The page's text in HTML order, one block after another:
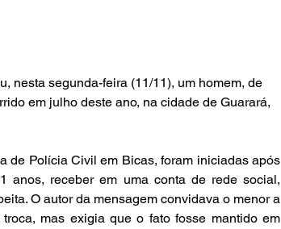
nesta segunda-feira (11/11), um homem, de
em julho deste ano, na cidade de Guarará,
de Polícia Civil em Bicas, foram iniciadas após
anos, receber em uma conta de rede social,
O autor da mensagem convidava o menor a
mas exigia que o fato fosse mantido em